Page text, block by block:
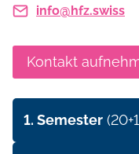
info@hfz.swiss
Kontakt
1. Semester